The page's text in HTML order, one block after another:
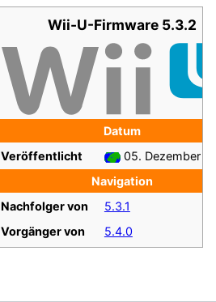
Wii-U-Firmware 5.3.2
Datum
Veröffentlicht
05. Dezember
Navigation
Nachfolger von
5.3.1
Vorgänger von
5.4.0